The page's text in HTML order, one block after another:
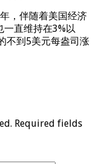
伴随着美国经济
直维持在3%以
不到5美元每盎司涨
Required fields